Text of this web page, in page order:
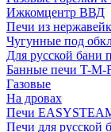
Ижкомцентр ВВД
Печи из
Чугунные под
Для русской бани
Банные печи T-M-
Газовые
На дровах
Печи
Печи для русской